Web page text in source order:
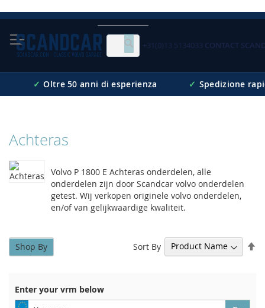
Skip
Content
Cerca
+31(0)13 5134033 CONTACT
✓ Oltre 50 anni di esperienza ✓ Spedizione
Achteras
Volvo P 1800 E Achteras onderdelen, alle
onderdelen zijn door Scandcar volvo onderdelen
getest. Wij verkopen originele volvo onderdelen,
en/of van gelijkwaardige kwaliteit.
Sort By
Enter your vrm below
Shop By